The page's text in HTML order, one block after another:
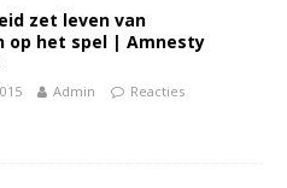
zet leven van
op het spel | Amnesty
Admin
Reacties